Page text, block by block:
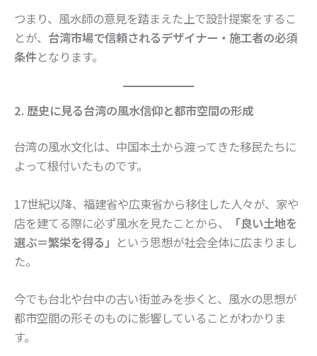
つまり、風水師の意見を踏まえた上で設計提案をするこ
とが、 台湾市場で信頼されるデザイナー・施工者の必須
条件となります。
2. 歴史に見る台湾の風水信仰と都市空間の形成
台湾の風水文化は、中国本土から渡ってきた移民たちに
よって根付いたものです。
17世紀以降、福建省や広東省から移住した人々が、家や
店を建てる際に必ず風水を見たことから、
「良い土地を
選ぶ＝繁栄を得る」 という思想が社会全体に広まりまし
た。
今でも台北や台中の古い街並みを歩くと、風水の思想が
都市空間の形そのものに影響していることがわかりま
す。